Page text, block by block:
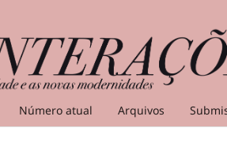
Número atual Arquivos